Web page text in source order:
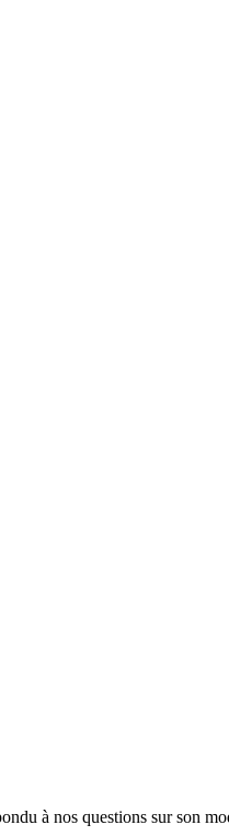
à nos questions sur son